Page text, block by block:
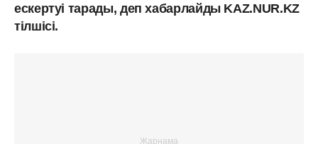
ескертуі тарады, деп хабарлайды KAZ.NUR.KZ
тілшісі.